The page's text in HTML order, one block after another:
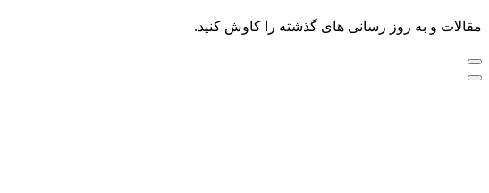
مقالات و به روز رسانی های گذشته را کاوش کنید.